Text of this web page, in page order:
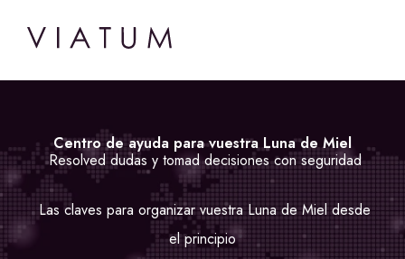
Centro de ayuda para vuestra Luna de Miel
Resolved dudas y tomad decisiones con seguridad
Las claves para organizar vuestra Luna de Miel desde
el principio